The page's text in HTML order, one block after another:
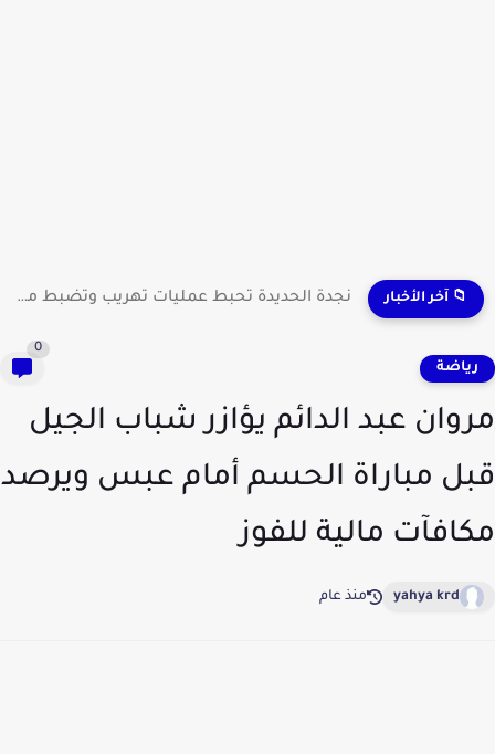
📁 آخر الأخبار نجدة الحديدة تحبط عمليات تهريب وتضبط مطلوبين وشحنات مواد...
عبد الدائم يؤازر شباب الجيل
مباراة الحسم أمام عبس ويرصد
مالية للفوز
yahya krd منذ عام